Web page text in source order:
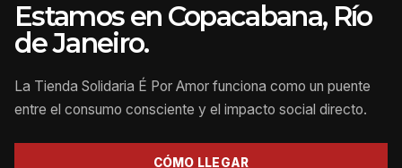
Estamos en Copacabana, Río
de Janeiro.
La Tienda Solidaria É Por Amor funciona como un puente
entre el consumo consciente y el impacto social directo.
CÓMO LLEGAR